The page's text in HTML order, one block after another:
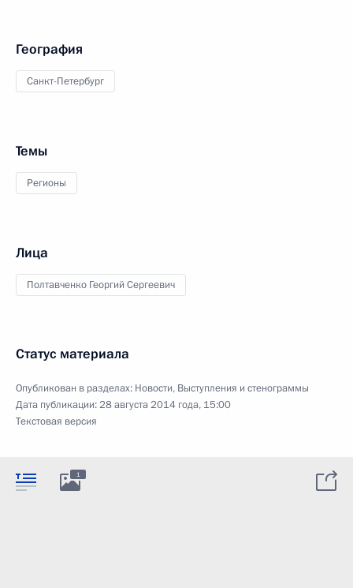
География
Санкт-Петербург
Темы
Регионы
Лица
Полтавченко Георгий Сергеевич
Статус материала
Опубликован в разделах: Новости, Выступления и стенограммы
Дата публикации:28 августа 2014 года, 15:00
Текстовая версия
1